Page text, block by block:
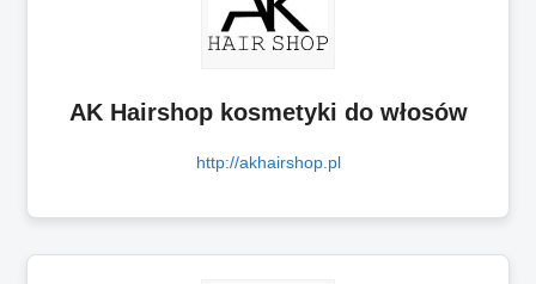
AK Hairshop kosmetyki do włosów
http://akhairshop.pl